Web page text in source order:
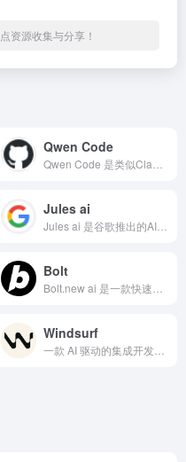
资源收集与分享！
Qwen Code
Jules ai
Bolt
Windsurf